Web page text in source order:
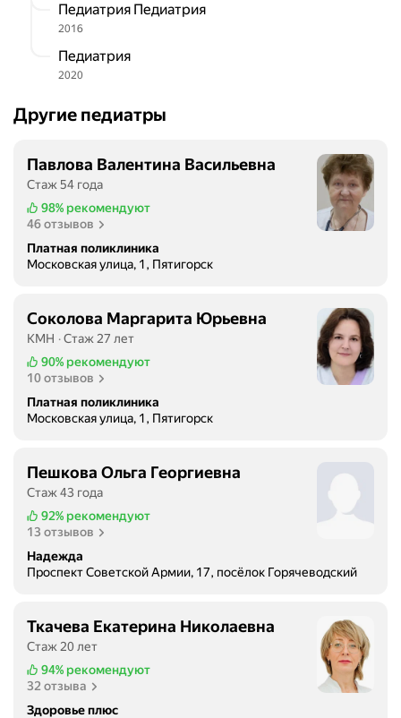
Педиатрия Педиатрия
2016
Педиатрия
2020
Другие педиатры
Павлова Валентина Васильевна
Стаж 54 года
98% рекомендуют
46 отзывов
Платная поликлиника
Московская улица, 1, Пятигорск
Соколова Маргарита Юрьевна
КМН
Стаж 27 лет
90% рекомендуют
10 отзывов
Платная поликлиника
Московская улица, 1, Пятигорск
Пешкова Ольга Георгиевна
Стаж 43 года
92% рекомендуют
13 отзывов
Надежда
Проспект Советской Армии, 17, посёлок Горячеводский
Ткачева Екатерина Николаевна
Стаж 20 лет
94% рекомендуют
32 отзыва
Здоровье плюс